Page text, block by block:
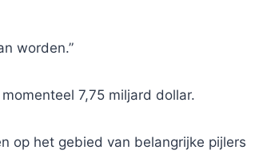
worden.”
7,75 miljard dollar.
op het gebied van belangrijke pijlers